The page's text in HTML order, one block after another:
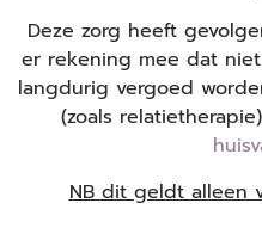
Deze zorg heeft
er rekening mee dat
langdurig vergoed
(zoals
NB dit geldt alleen